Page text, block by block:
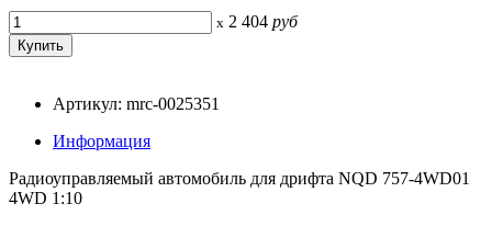
x 2 404 руб
Артикул: mrc-0025351
Информация
Радиоуправляемый автомобиль для дрифта NQD 757-4WD01
4WD 1:10